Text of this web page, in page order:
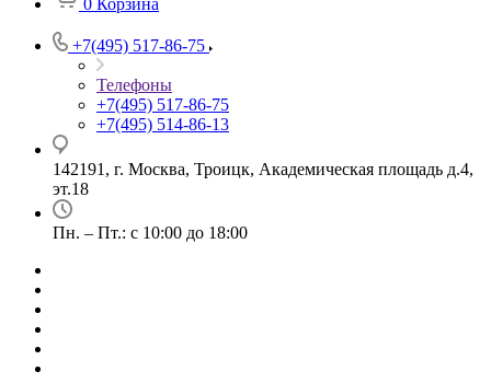
0 Корзина
+7(495) 517-86-75
Телефоны
+7(495) 517-86-75
+7(495) 514-86-13
142191, г. Москва, Троицк, Академическая площадь д.4,
эт.18
Пн. – Пт.: с 10:00 до 18:00